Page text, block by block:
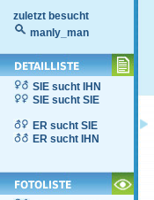
zuletzt besucht
manly_man
SIE sucht IHN
SIE sucht SIE
ER sucht SIE
ER sucht IHN